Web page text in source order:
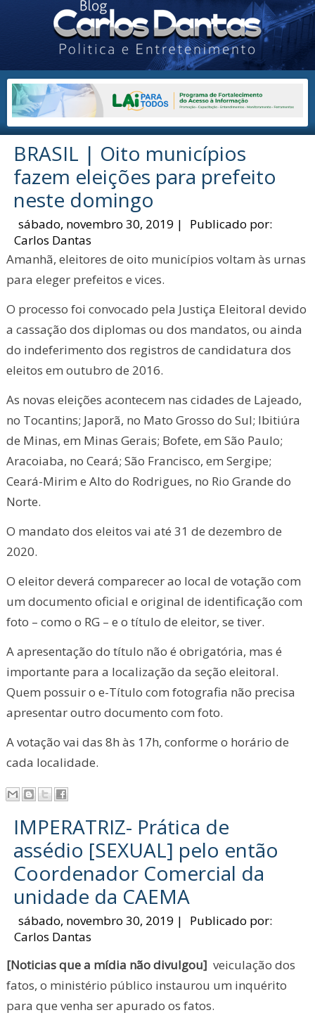
BRASIL | Oito municípios
fazem eleições para prefeito
neste domingo
sábado, novembro 30, 2019 |
Publicado por:
Carlos Dantas
Amanhã, eleitores de oito municípios voltam às urnas
para eleger prefeitos e vices.
O processo foi convocado pela Justiça Eleitoral devido
a cassação dos diplomas ou dos mandatos, ou ainda
do indeferimento dos registros de candidatura dos
eleitos em outubro de 2016.
As novas eleições acontecem nas cidades de Lajeado,
no Tocantins; Japorã, no Mato Grosso do Sul; Ibitiúra
de Minas, em Minas Gerais; Bofete, em São Paulo;
Aracoiaba, no Ceará; São Francisco, em Sergipe;
Ceará-Mirim e Alto do Rodrigues, no Rio Grande do
Norte.
O mandato dos eleitos vai até 31 de dezembro de
2020.
O eleitor deverá comparecer ao local de votação com
um documento oficial e original de identificação com
foto – como o RG – e o título de eleitor, se tiver.
A apresentação do título não é obrigatória, mas é
importante para a localização da seção eleitoral.
Quem possuir o e-Título com fotografia não precisa
apresentar outro documento com foto.
A votação vai das 8h às 17h, conforme o horário de
cada localidade.
IMPERATRIZ- Prática de
assédio [SEXUAL] pelo então
Coordenador Comercial da
unidade da CAEMA
sábado, novembro 30, 2019 |
Publicado por:
Carlos Dantas
[Noticias que a mídia não divulgou] veiculação dos
fatos, o ministério público instaurou um inquérito
para que venha ser apurado os fatos.